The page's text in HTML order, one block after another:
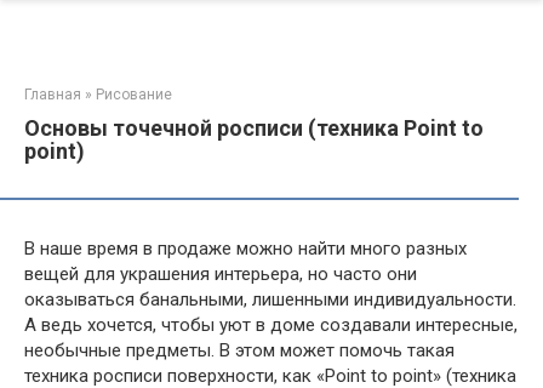
Главная » Рисование
Основы точечной росписи (техника Point to
point)
В наше время в продаже можно найти много разных
вещей для украшения интерьера, но часто они
оказываться банальными, лишенными индивидуальности.
А ведь хочется, чтобы уют в доме создавали интересные,
необычные предметы. В этом может помочь такая
техника росписи поверхности, как «Point to point» (техника